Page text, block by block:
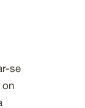
se
on